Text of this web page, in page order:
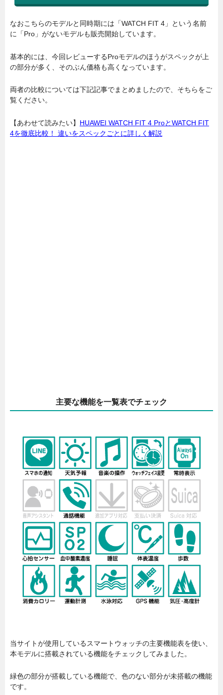
なおこちらのモデルと同時期には「WATCH FIT 4」という名前
に「Pro」がないモデルも販売開始しています。
基本的には、今回レビューするProモデルのほうがスペックが上
の部分が多く、そのぶん価格も高くなっています。
両者の比較については下記記事でまとめましたので、そちらをご
覧ください。
【あわせて読みたい】 HUAWEI WATCH FIT 4 ProとWATCH FIT
4を徹底比較！ 違いをスペックごとに詳しく解説
主要な機能を一覧表でチェック
当サイトが使用しているスマートウォッチの主要機能表を使い、
本モデルに搭載されている機能をチェックしてみました。
緑色の部分が搭載している機能で、色のない部分が未搭載の機能
です。